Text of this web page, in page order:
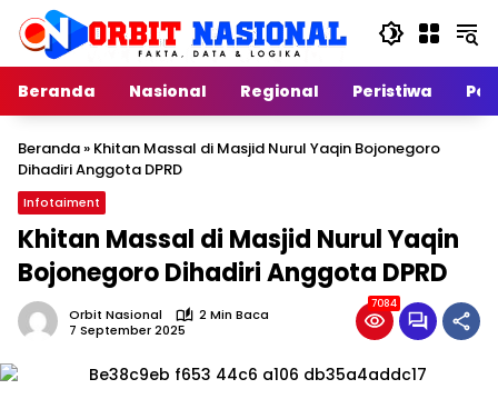
Langsung
konten
Beranda
Nasional Regional Peristiwa
Beranda» Khitan Massal di Masjid Nurul Yaqin Bojonegoro
Dihadiri Anggota DPRD
Infotaiment
Khitan Massal di Masjid Nurul Yaqin
Bojonegoro Dihadiri Anggota DPRD
Orbit Nasional
2 Min Baca
7 September 2025
7084